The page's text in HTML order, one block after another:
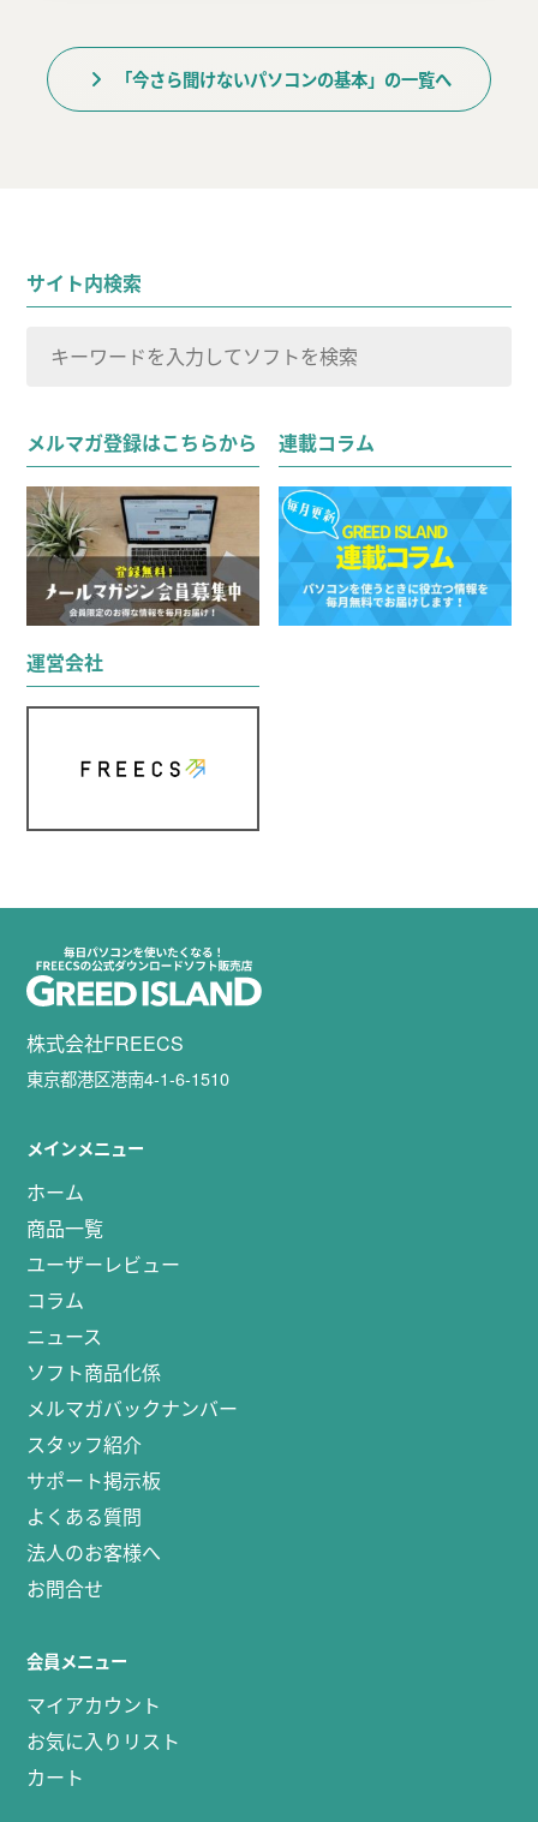
「今さら聞けないパソコンの基本」の一覧へ
サイト内検索
象:
メルマガ登録はこちらから
連載コラム
運営会社
株式会社FREECS
東京都港区港南4-1-6-1510
メインメニュー
ホーム
商品一覧
ユーザーレビュー
コラム
ニュース
ソフト商品化係
メルマガバックナンバー
スタッフ紹介
サポート掲示板
よくある質問
法人のお客様へ
お問合せ
会員メニュー
マイアカウント
お気に入りリスト
カート